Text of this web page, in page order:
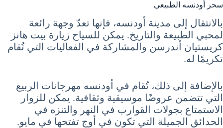
سحر أودنسه الطبيعي
بالانتقال إلى مدينة أودنسه، فإنها تعدّ وجهة رائعة
لمحبي الطبيعة والتاريخ. يمكن للسياح زيارة بيت هانز
كريستيان أندرسن والمشاركة في الفعاليات التي تُقام
تكريمًا له.
بالإضافة إلى ذلك، تُقام في أودنسه مهرجانات الربيع
التي تتضمن عروضًا موسيقية وثقافية. يمكن للزوار
الاستمتاع بجولات القوارب في النهر والتنزه في
الحدائق الجميلة التي تكون في أوج تفتحها في مايو.